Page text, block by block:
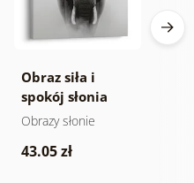
Obraz siła i
spokój słonia
Obrazy słonie
43.05 zł